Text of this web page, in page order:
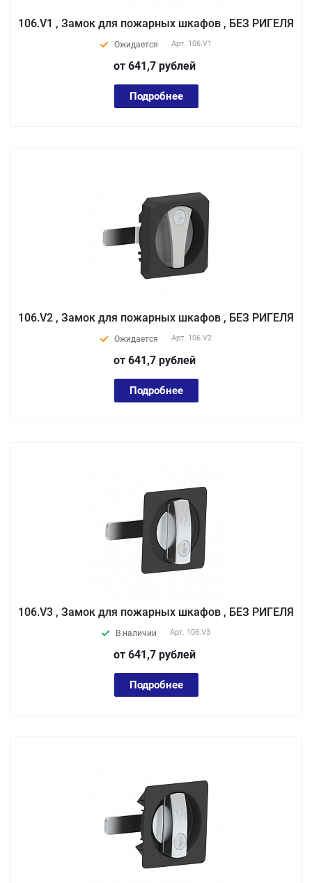
106.V1 , Замок для пожарных шкафов , БЕЗ РИГЕЛЯ
Ожидается Арт. 106.V1
от 641,7 рублей
Подробнее
106.V2 , Замок для пожарных шкафов , БЕЗ РИГЕЛЯ
Ожидается Арт. 106.V2
от 641,7 рублей
Подробнее
106.V3 , Замок для пожарных шкафов , БЕЗ РИГЕЛЯ
В наличии Арт. 106.V3
от 641,7 рублей
Подробнее